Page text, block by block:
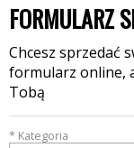
FORMULARZ
Chcesz sprzedać
formularz online,
Tobą
* Kategoria